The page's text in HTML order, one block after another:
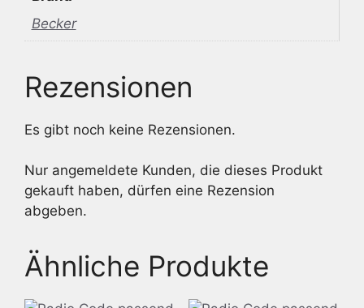
Becker
Rezensionen
Es gibt noch keine Rezensionen.
Nur angemeldete Kunden, die dieses Produkt
gekauft haben, dürfen eine Rezension
abgeben.
Ähnliche Produkte